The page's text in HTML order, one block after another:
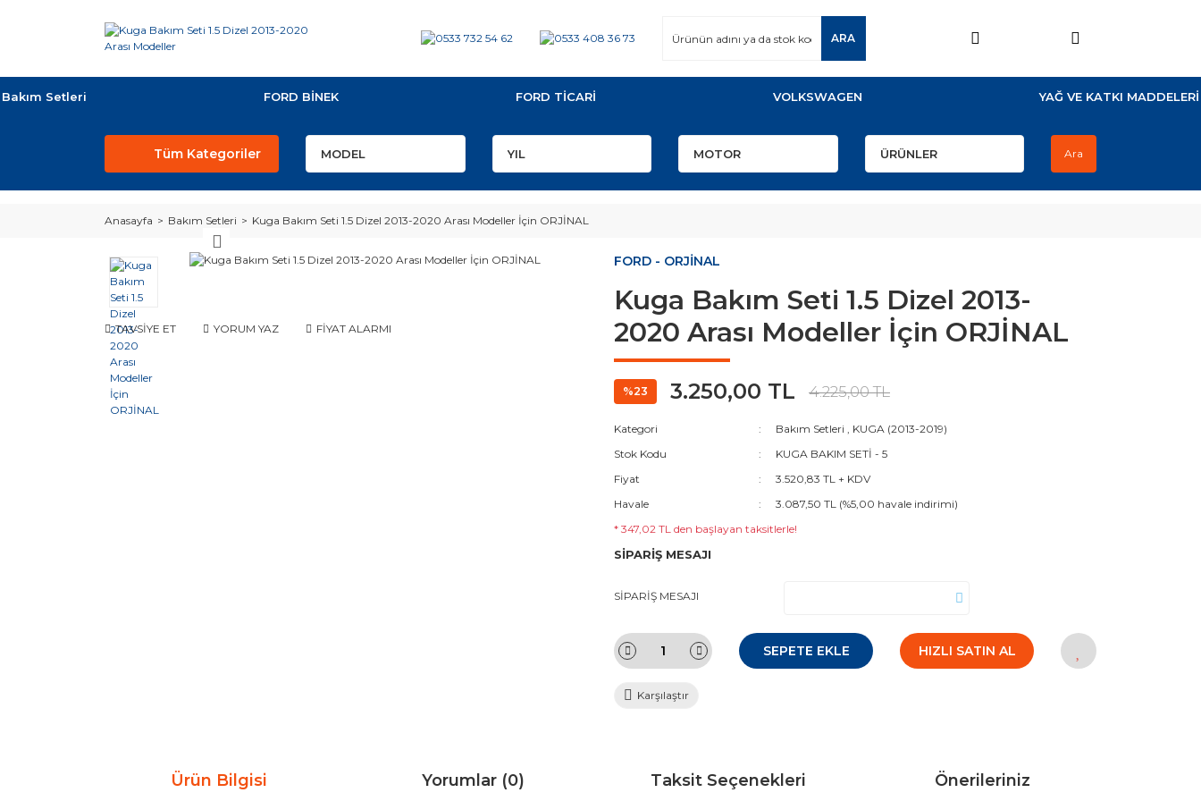
ARA
Bakım Setleri FORD BİNEK FORD TİCARİ VOLKSWAGEN YAĞ VE KATKI MADDELERİ
Tüm Kategoriler Ara
Anasayfa Bakım Setleri Kuga Bakım Seti 1.5 Dizel 2013-2020 Arası Modeller İçin ORJİNAL
TAVSİYE ET YORUM YAZ FİYAT ALARMI
FORD - ORJİNAL
Kuga Bakım Seti 1.5 Dizel 2013-
2020 Arası Modeller İçin ORJİNAL
%23 3.250,00 TL 4.225,00 TL
Kategori Bakım Setleri , KUGA (2013-2019)
Stok Kodu
KUGA BAKIM SETİ - 5
Fiyat
3.520,83 TL + KDV
Havale
3.087,50 TL (%5,00 havale indirimi)
* 347,02 TL den başlayan taksitlerle!
SİPARİŞ MESAJI
SİPARİŞ MESAJI
SEPETE EKLE HIZLI SATIN AL
Karşılaştır
Ürün Bilgisi Yorumlar (0) Taksit Seçenekleri Önerileriniz